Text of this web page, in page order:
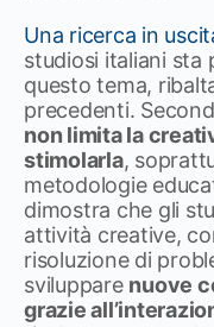
Una ricerca in
studiosi italiani sta
questo tema,
precedenti.
non limita la
stimolarla,
metodologie
dimostra che gli
attività creative,
risoluzione di
sviluppare nuove
grazie